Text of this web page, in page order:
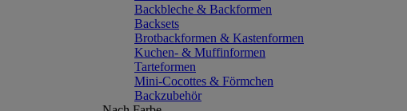
Backbleche & Backformen
Backsets
Brotbackformen & Kastenformen
Kuchen- & Muffinformen
Tarteformen
Mini-Cocottes & Förmchen
Backzubehör